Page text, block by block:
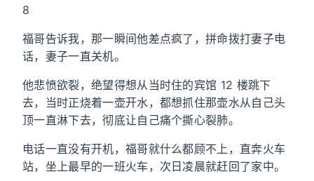
8
福哥告诉我，那一瞬间他差点疯了，拼命拨打妻子电
话，妻子一直关机。
他悲愤欲裂，绝望得想从当时住的宾馆 12 楼跳下
去，当时正烧着一壶开水，都想抓住那壶水从自己头
顶一直淋下去，彻底让自己痛个撕心裂肺。
电话一直没有开机，福哥就什么都顾不上，直奔火车
站，坐上最早的一班火车，次日凌晨就赶回了家中。